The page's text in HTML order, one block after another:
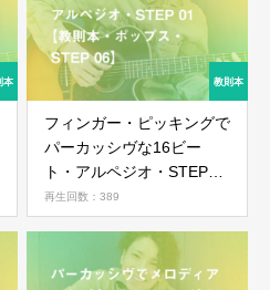
フィンガー・ピッキングで
パーカッシヴな16ビー
ト・アルペジオ・STEP
01【教則本・ポップス・
STEP 06】
再生回数：389